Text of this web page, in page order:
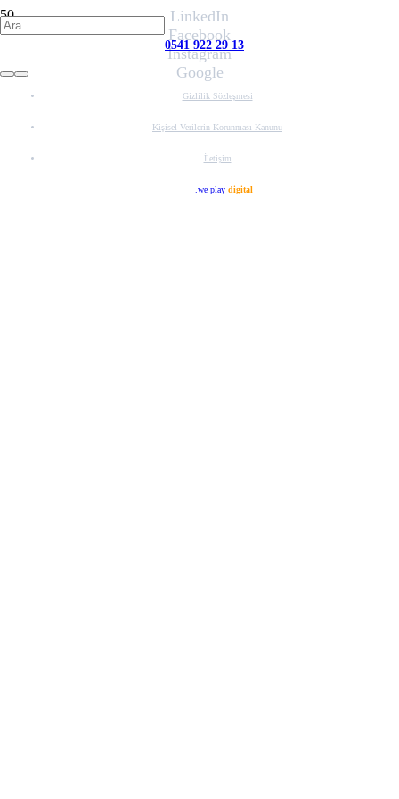
0541 922 29 13
LinkedIn
Facebook
Instagram
Google
Gizlilik Sözleşmesi
Kişisel Verilerin Korunması Kanunu
İletişim
.we play digital